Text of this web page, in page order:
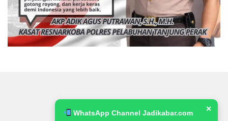
WhatsApp Channel Jadikabar.com
✕